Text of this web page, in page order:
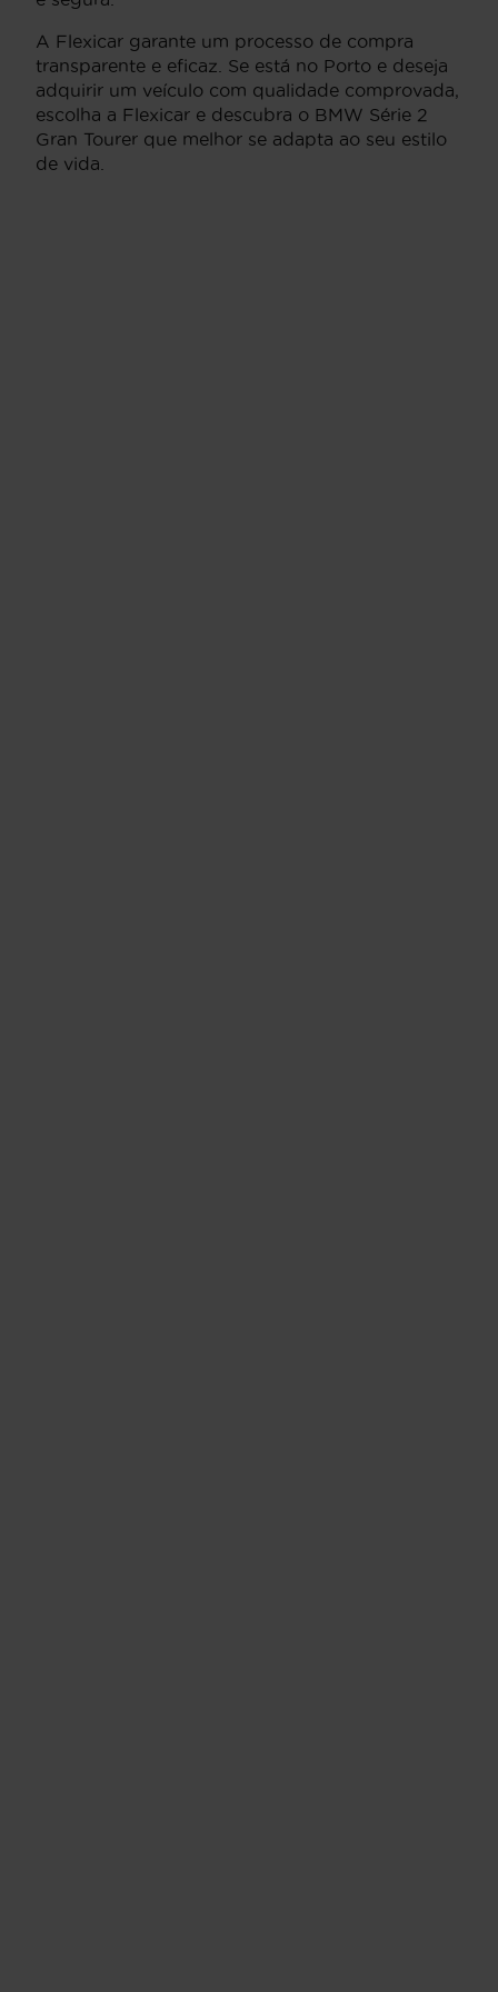
A Flexicar garante um processo de compra
transparente e eficaz. Se está no Porto e deseja
adquirir um veículo com qualidade comprovada,
escolha a Flexicar e descubra o BMW Série 2
Gran Tourer que melhor se adapta ao seu estilo
de vida.